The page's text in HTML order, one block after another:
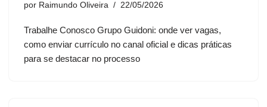
por Raimundo Oliveira 22/05/2026
Trabalhe Conosco Grupo Guidoni: onde ver vagas,
como enviar currículo no canal oficial e dicas práticas
para se destacar no processo